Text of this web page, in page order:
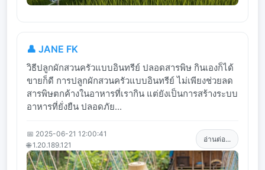
👤 JANE FK
วิธีปลูกผักสวนครัวแบบอินทรีย์ ปลอดสารพิษ กินเองก็ได้
ขายก็ดี การปลูกผักสวนครัวแบบอินทรีย์ ไม่เพียงช่วยลด
สารพิษตกค้างในอาหารที่เรากิน แต่ยังเป็นการสร้างระบบ
อาหารที่ยั่งยืน ปลอดภัย...
📅 2025-06-21 12:00:41
🌐 1.20.189.121
อ่านต่อ...